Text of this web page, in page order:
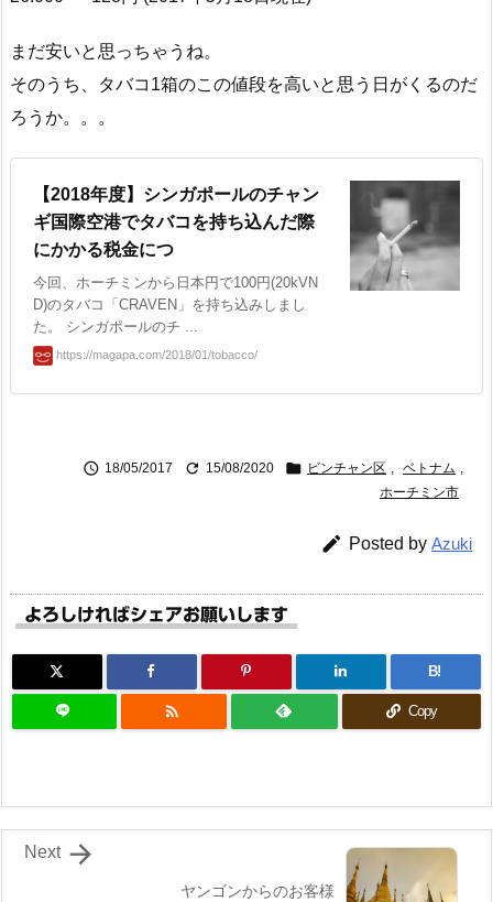
まだ安いと思っちゃうね。
そのうち、タバコ1箱のこの値段を高いと思う日がくるのだ
ろうか。。。
【2018年度】シンガポールのチャン
ギ国際空港でタバコを持ち込んだ際
にかかる税金につ
今回、ホーチミンから日本円で100円(20kVN
D)のタバコ「CRAVEN」を持ち込みしまし
た。 シンガポールのチ ...
https://magapa.com/2018/01/tobacco/
 18/05/2017  15/08/2020  ビンチャン区 , ベトナム ,
ホーチミン市
 Posted by Azuki
よろしければシェアお願いします
B!
 Copy
ヤンゴンからのお客様

Next